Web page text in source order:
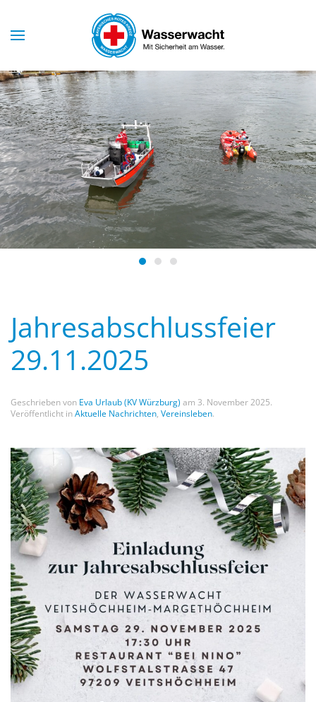
Skip to main content
Jahresabschlussfeier
29.11.2025
Geschrieben von Eva Urlaub (KV Würzburg) am 3. November 2025.
Veröffentlicht inAktuelle Nachrichten, Vereinsleben.